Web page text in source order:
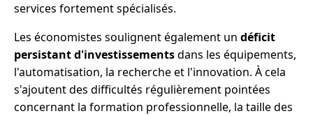
services fortement spécialisés.
Les économistes soulignent également un déficit
persistant d'investissementsdans les équipements,
l'automatisation, la recherche et l'innovation. À cela
s'ajoutent des difficultés régulièrement pointées
concernant la formation professionnelle, la taille des